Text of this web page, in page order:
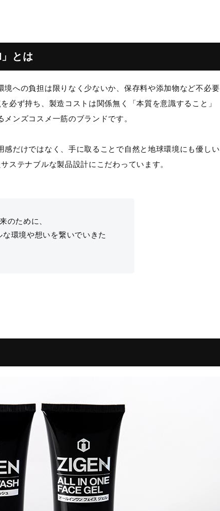
とは
への負担は限りなく少ないか、保存料や添加物など不必要
必ず持ち、製造コストは関係無く「本質を意識すること」
ンズコスメ一筋のブランドです。
感だけではなく、手に取ることで自然と地球環境にも優しい
ステナブルな製品設計にこだわっています。
のために、
な環境や想いを繋いでいきた